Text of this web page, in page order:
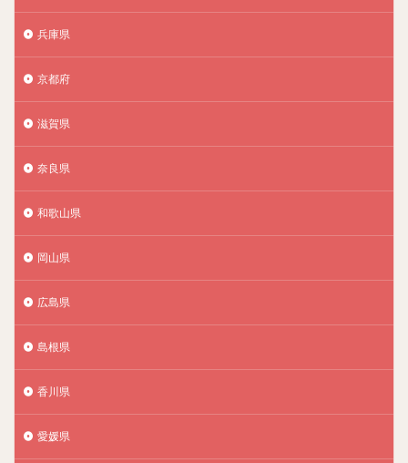
兵庫県
京都府
滋賀県
奈良県
和歌山県
岡山県
広島県
島根県
香川県
愛媛県